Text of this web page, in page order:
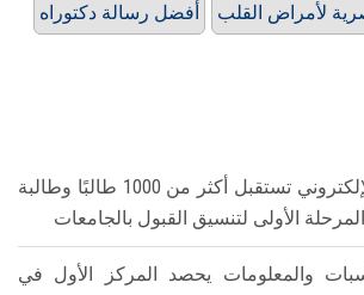
أفضل رسالة دكتوراه لأمراض القلب
معامل التنسيق الإلكتروني تستقبل أكثر من 1000 طالبًا وطالبة
الأولى لتنسيق القبول بالجامعات
والمعلومات يحصد المركز الأول في